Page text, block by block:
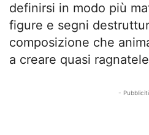
definirsi in modo più
figure e segni
composizione che
a creare quasi
-